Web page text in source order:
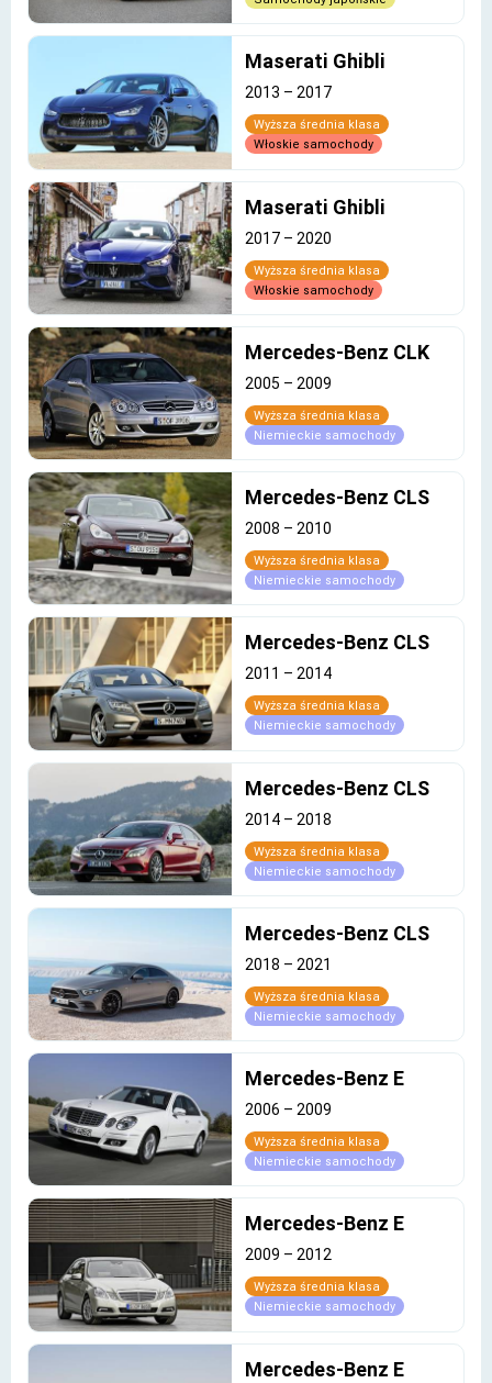
Maserati Ghibli
2013 – 2017
Wyższa średnia klasa
Włoskie samochody
Maserati Ghibli
2017 – 2020
Wyższa średnia klasa
Włoskie samochody
Mercedes-Benz CLK
2005 – 2009
Wyższa średnia klasa
Niemieckie samochody
Mercedes-Benz CLS
2008 – 2010
Wyższa średnia klasa
Niemieckie samochody
Mercedes-Benz CLS
2011 – 2014
Wyższa średnia klasa
Niemieckie samochody
Mercedes-Benz CLS
2014 – 2018
Wyższa średnia klasa
Niemieckie samochody
Mercedes-Benz CLS
2018 – 2021
Wyższa średnia klasa
Niemieckie samochody
Mercedes-Benz E
2006 – 2009
Wyższa średnia klasa
Niemieckie samochody
Mercedes-Benz E
2009 – 2012
Wyższa średnia klasa
Niemieckie samochody
Mercedes-Benz E